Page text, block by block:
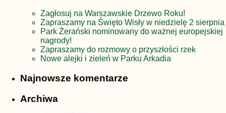
Zagłosuj na Warszawskie Drzewo Roku!
Zapraszamy na Święto Wisły w niedzielę 2 sierpnia
Park Żerański nominowany do ważnej europejskiej
nagrody!
Zapraszamy do rozmowy o przyszłości rzek
Nowe alejki i zieleń w Parku Arkadia
Najnowsze komentarze
Archiwa